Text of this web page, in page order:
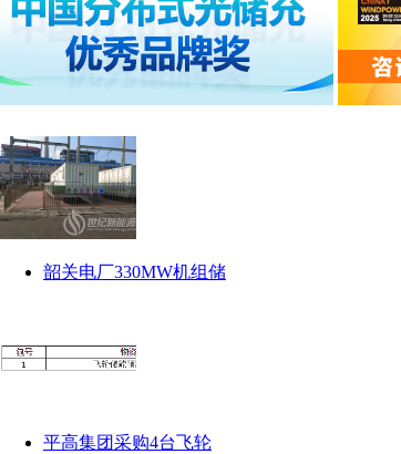
韶关电厂330MW机组储
平高集团采购4台飞轮